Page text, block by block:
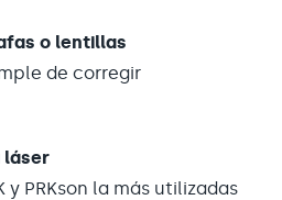
o lentillas
de corregir
láser
y PRKson la más utilizadas